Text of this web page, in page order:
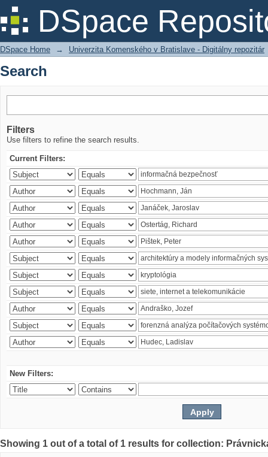
DSpace
Search
DSpace Home → Univerzita Komenského v Bratislave - Digitálny repozitár
Search
Filters
Use filters to refine the search results.
Current Filters:
New Filters:
Showing 1 out of a total of 1 results for collection: